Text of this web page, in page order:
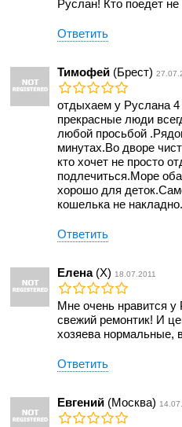
Руслан! Кто поедет не
Ответить
Тимофей (Брест)
отдыхаем у Руслана 4
прекрасные люди
любой просьбой
минутах.Во дворе
кто хочет не просто
подлечиться.Море
хорошо для
кошелька не накладно.
Ответить
Елена(Х) 18.07.2011
Мне очень нравится у
свежий ремонтик! И
хозяева нормальные,
Ответить
Евгений (Москва)